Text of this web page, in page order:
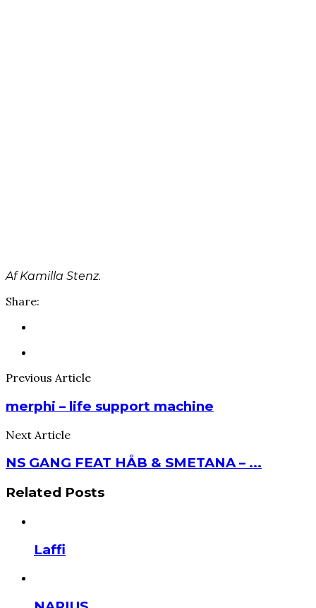
Af Kamilla Stenz.
Share:
Previous Article
merphi – life support machine
Next Article
NS GANG FEAT HÅB & SMETANA – ...
Related Posts
Laffi